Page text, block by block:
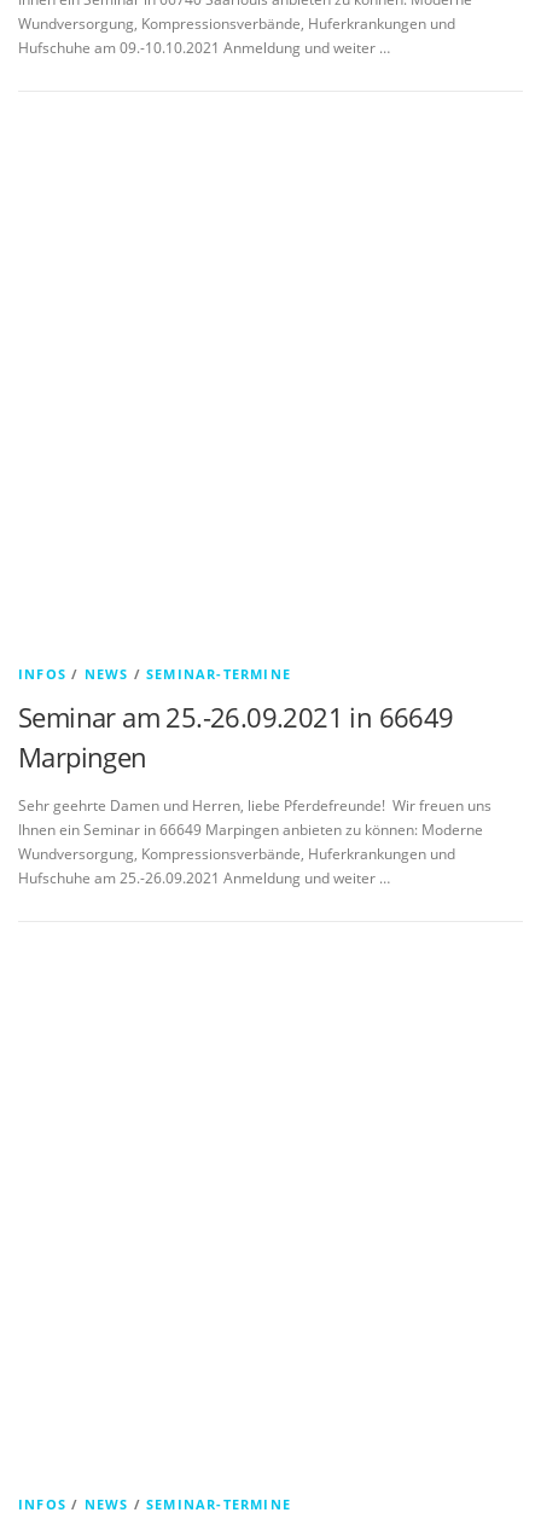
Wundversorgung, Kompressionsverbände, Huferkrankungen und
Hufschuhe am 09.-10.10.2021 Anmeldung und weiter …
INFOS / NEWS /SEMINAR-TERMINE
Seminar am 25.-26.09.2021 in 66649
Marpingen
Sehr geehrte Damen und Herren, liebe Pferdefreunde! Wir freuen uns
Ihnen ein Seminar in 66649 Marpingen anbieten zu können: Moderne
Wundversorgung, Kompressionsverbände, Huferkrankungen und
Hufschuhe am 25.-26.09.2021 Anmeldung und weiter …
INFOS / NEWS /SEMINAR-TERMINE